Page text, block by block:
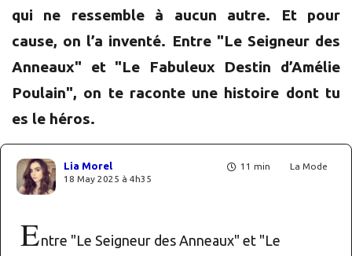
qui ne ressemble à aucun autre. Et pour
cause, on l’a inventé. Entre "Le Seigneur des
Anneaux" et "Le Fabuleux Destin d’Amélie
Poulain", on te raconte une histoire dont tu
es le héros.
11 min La Mode
Lia Morel
18 May 2025 à 4h35
Entre "Le Seigneur des Anneaux" et "Le